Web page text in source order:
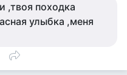
,твоя походка
улыбка ,меня